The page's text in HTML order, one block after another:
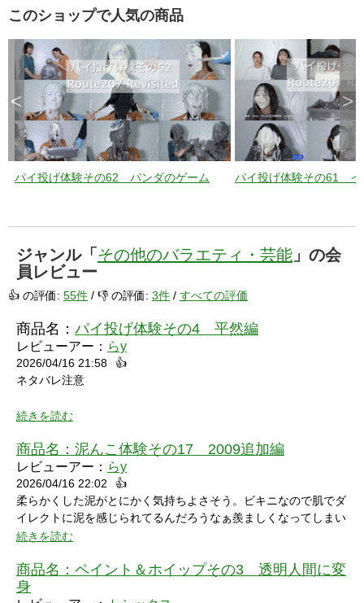
このショップで人気の商品
パイ投げ体験その62 パンダのゲーム パイ投げ体験その61 イ
< >
ジャンル「 その他のバラエティ・芸能 」の会
員レビュー
👍 の評価: 55件 / 👎 の評価: 3件 / すべての評価
商品名： パイ投げ体験その4 平然編
レビューアー： らy
2026/04/16 21:58
👍
ネタバレ注意
シャワーシーンで「お腹にぶつけられたら声出ちゃうだろうな」
と思っていたところにパイをちょうどぶつけられ「予想が当たっ
たw」と笑ってしまいました。リアクションもクールな見た目に
い悔しさを滲ませながら罰ゲームを受けている姿にドキドキして
しまいました。
続きを読む
商品名： 泥んこ体験その17 2009追加編
レビューアー： らy
2026/04/16 22:02
👍
柔らかくした泥がとにかく気持ちよさそう。ビキニなので肌でダ
イレクトに泥を感じられてるんだろうなぁ羨ましくなってしまい
ました。
続きを読む
商品名： ペイント＆ホイップその3 透明人間に変
身